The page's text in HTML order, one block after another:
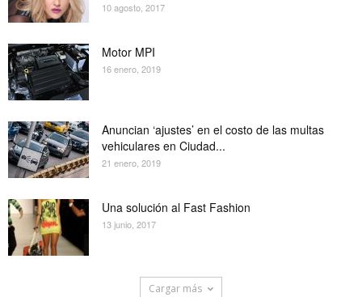
10 agosto, 2017
Motor MPI
16 enero, 2019
Anuncian ‘ajustes’ en el costo de las multas
vehiculares en Ciudad...
21 enero, 2019
Una solución al Fast Fashion
13 junio, 2017
Cargar más